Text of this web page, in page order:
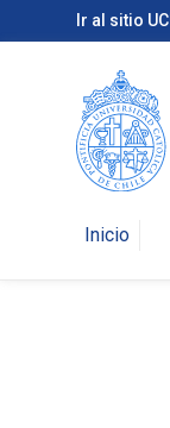
Ir al sitio UC
Inicio